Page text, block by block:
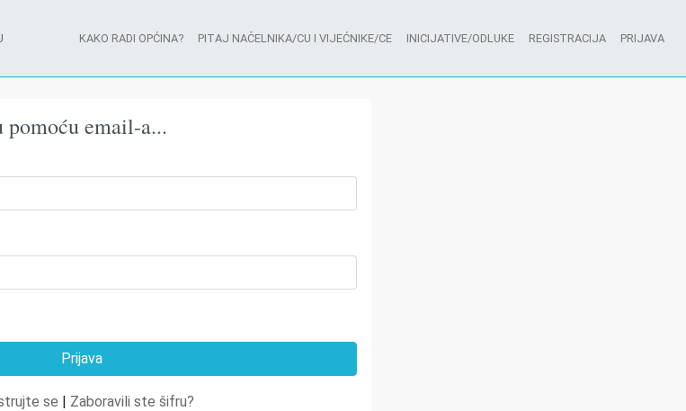
KAKO RADI OPĆINA? PITAJ NAČELNIKA/CU I VIJEĆNIKE/CE INICIJATIVE/ODLUKE REGISTRACIJA PRIJAVA
pomoću email-a...
se | Zaboravili ste šifru?